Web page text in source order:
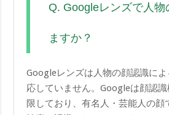
Q. Googleレンズで人物
ますか？
Googleレンズは人物の顔認識に
応していません。Googleは顔認
限しており、有名人・芸能人の顔